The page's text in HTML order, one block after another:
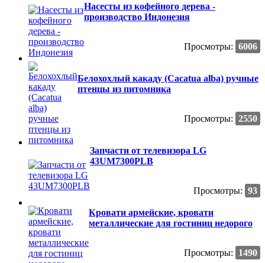
Насесты из кофейного дерева -
производство Индонезия
Просмотры: 6006
Белохохлый какаду (Cacatua alba) ручные
птенцы из питомника
Просмотры: 2550
Запчасти от телевизора LG
43UM7300PLB
Просмотры: 93
Кровати армейские, кровати
металлические для гостиниц недорого
Просмотры: 1490